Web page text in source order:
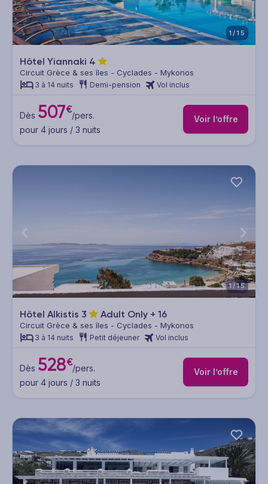
1/15
Hôtel Yiannaki 4
Circuit Grèce & ses îles - Cyclades - Mykonos
3 à 14 nuits Demi-pension Vol inclus
Dès 507€/pers.
pour 4 jours / 3 nuits
Voir l’offre
1/15
Hôtel Alkistis 3 Adult Only + 16
Circuit Grèce & ses îles - Cyclades - Mykonos
3 à 14 nuits Petit déjeuner Vol inclus
Dès 528€/pers.
pour 4 jours / 3 nuits
Voir l’offre